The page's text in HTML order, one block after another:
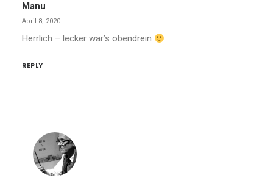
Manu
April 8, 2020
Herrlich – lecker war’s obendrein
REPLY